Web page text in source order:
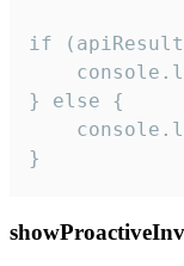
if
} else {
}